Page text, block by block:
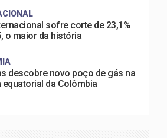
sofre corte de 23,1%
o maior da história
descobre novo poço de gás na
da Colômbia